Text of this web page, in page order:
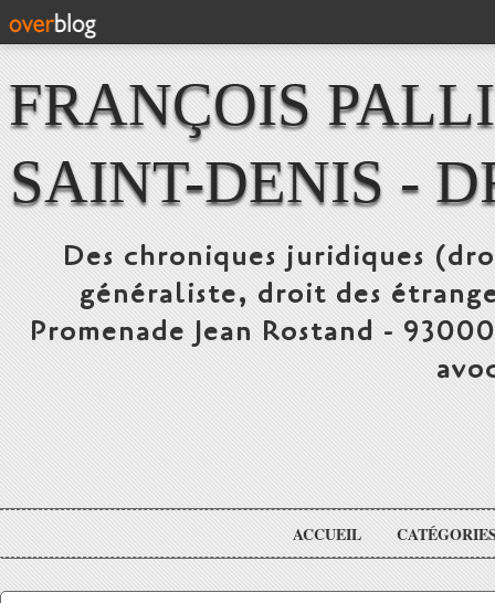
FRANÇOIS
SAINT-DENIS -
Des chroniques juridiques
généraliste, droit des
Promenade Jean Rostand -
ACCUEIL